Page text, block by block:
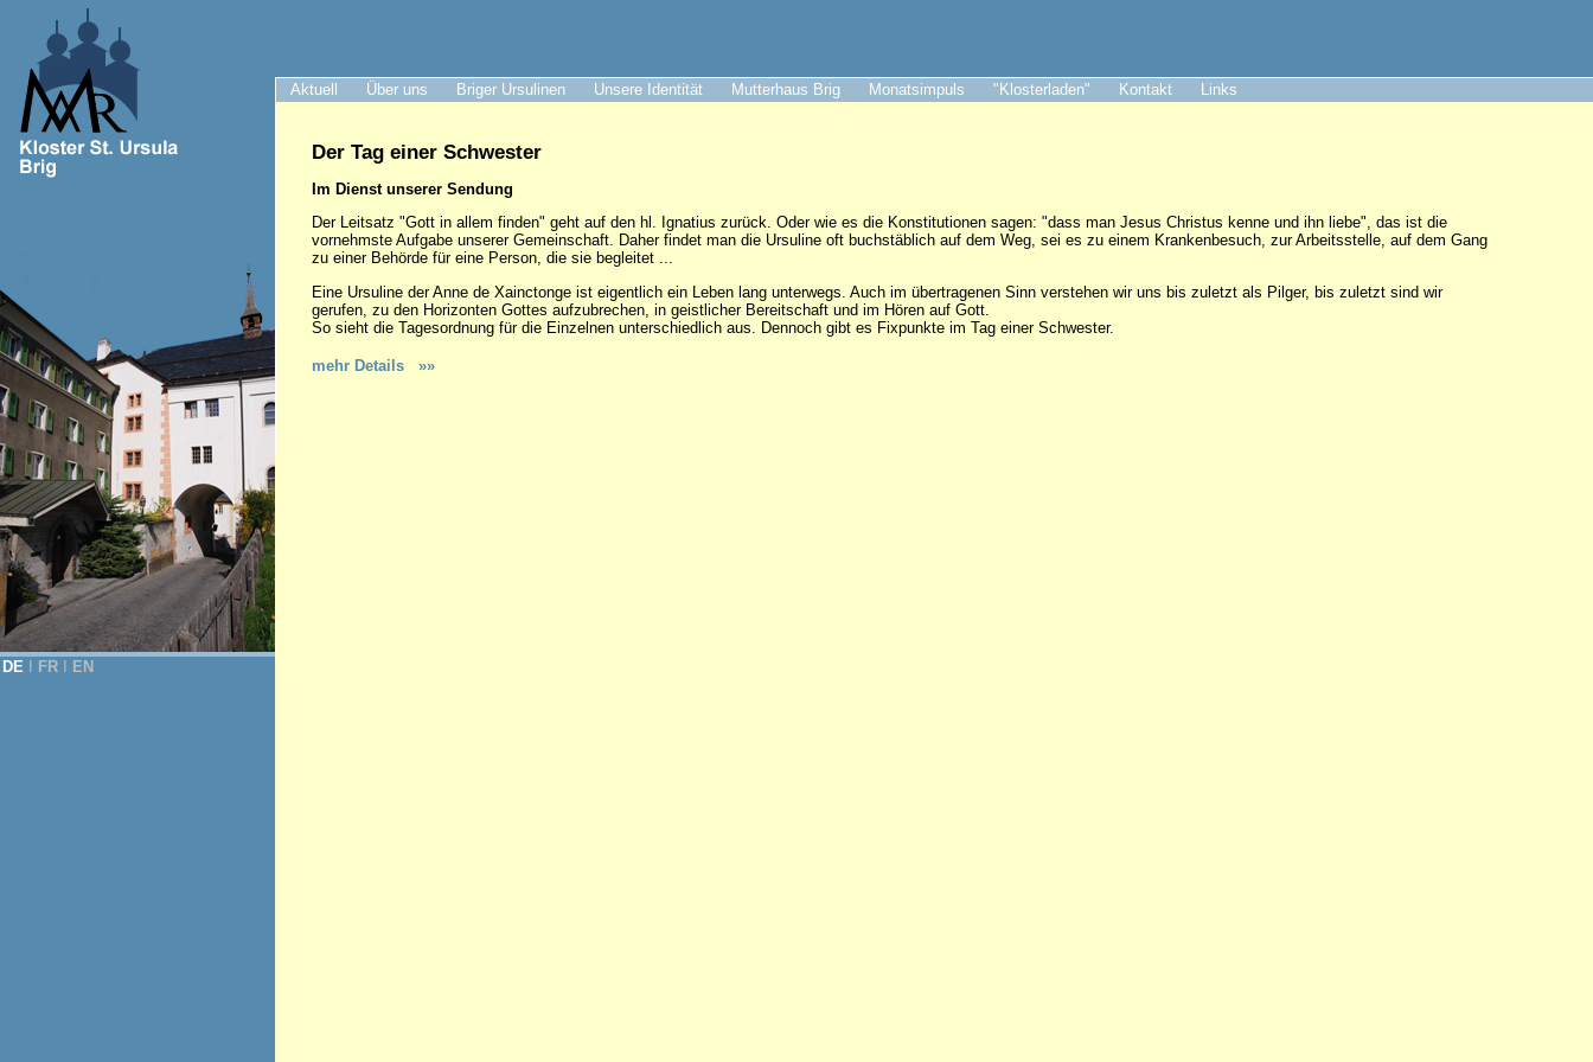
Aktuell Über uns Briger Ursulinen Unsere Identität Mutterhaus Brig Monatsimpuls "Klosterladen" Kontakt Links
DE FR EN
Der Tag einer Schwester
Im Dienst unserer Sendung
Der Leitsatz "Gott in allem finden" geht auf den hl. Ignatius zurück. Oder wie es die Konstitutionen sagen: "dass man Jesus Christus kenne und ihn liebe", das ist die
vornehmste Aufgabe unserer Gemeinschaft. Daher findet man die Ursuline oft buchstäblich auf dem Weg, sei es zu einem Krankenbesuch, zur Arbeitsstelle, auf dem Gang
zu einer Behörde für eine Person, die sie begleitet ...
Eine Ursuline der Anne de Xainctonge ist eigentlich ein Leben lang unterwegs. Auch im übertragenen Sinn verstehen wir uns bis zuletzt als Pilger, bis zuletzt sind wir
gerufen, zu den Horizonten Gottes aufzubrechen, in geistlicher Bereitschaft und im Hören auf Gott.
So sieht die Tagesordnung für die Einzelnen unterschiedlich aus. Dennoch gibt es Fixpunkte im Tag einer Schwester.
mehr Details »»